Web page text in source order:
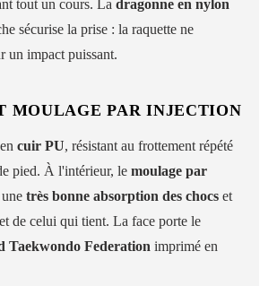
tout un cours. La dragonne en nylon
sécurise la prise : la raquette ne
un impact puissant.
MOULAGE PAR INJECTION
cuir PU, résistant au frottement répété
pied. À l'intérieur, le moulage par
très bonne absorption des chocs et
de celui qui tient. La face porte le
Taekwondo Federation imprimé en